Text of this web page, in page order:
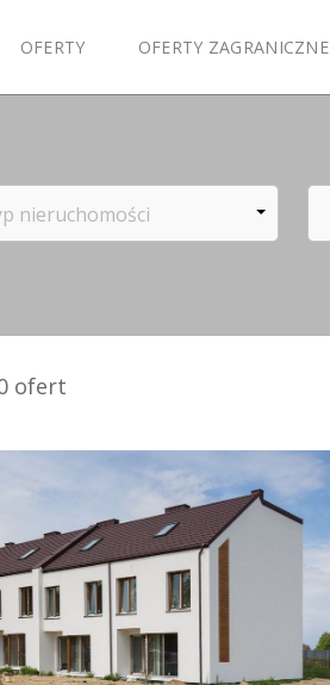
OFERTY OFERTY ZAGRANICZNE
nieruchomości
ofert